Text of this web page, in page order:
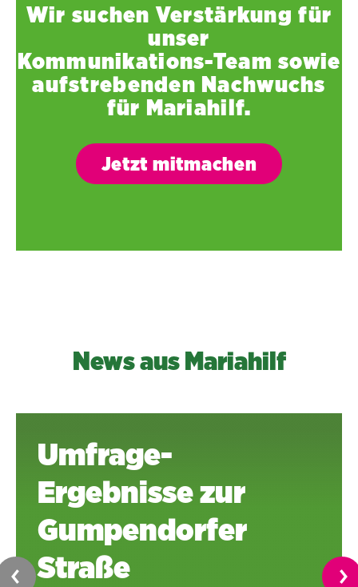
Wir suchen Verstärkung für
unser
Kommunikations-Team sowie
aufstrebenden Nachwuchs
für Mariahilf.
Jetzt mitmachen
News aus Mariahilf
Umfrage-
Ergebnisse zur
Gumpendorfer
Straße